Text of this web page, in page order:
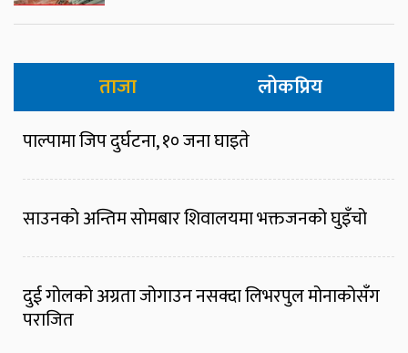
ताजा लोकप्रिय
पाल्पामा जिप दुर्घटना, १० जना घाइते
साउनको अन्तिम सोमबार शिवालयमा भक्तजनको घुइँचो
दुई गोलको अग्रता जोगाउन नसक्दा लिभरपुल मोनाकोसँग
पराजित